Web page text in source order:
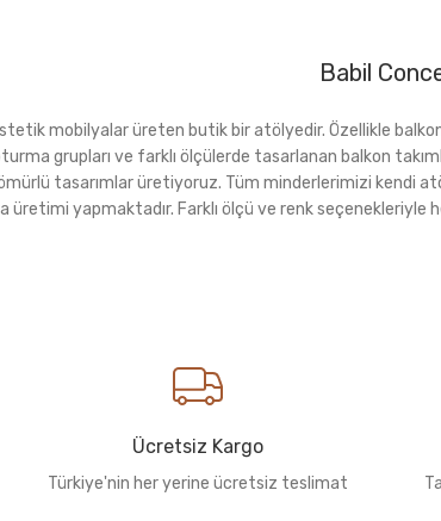
Babil
mobilyalar üreten butik bir atölyedir. Özellikle
grupları ve farklı ölçülerde tasarlanan balkon
ömürlü tasarımlar üretiyoruz. Tüm minderlerimizi
yapmaktadır. Farklı ölçü ve renk seçenekleriyle
Ücretsiz Kargo
Türkiye'nin her yerine ücretsiz teslimat